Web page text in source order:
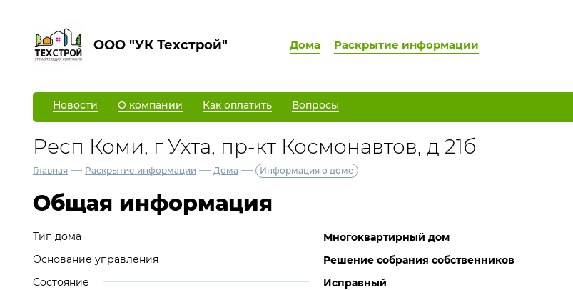
ООО "УК Техстрой" Дома Раскрытие информации
Новости О компании Как оплатить Вопросы
Респ Коми, г Ухта, пр-кт Космонавтов, д 21б
Главная — Раскрытие информации — Дома — Информация о доме
Общая информация
Тип дома
Многоквартирный дом
Основание управления
Решение собрания собственников
Состояние
Исправный